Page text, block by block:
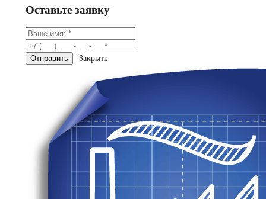
Оставьте заявку
Закрыть